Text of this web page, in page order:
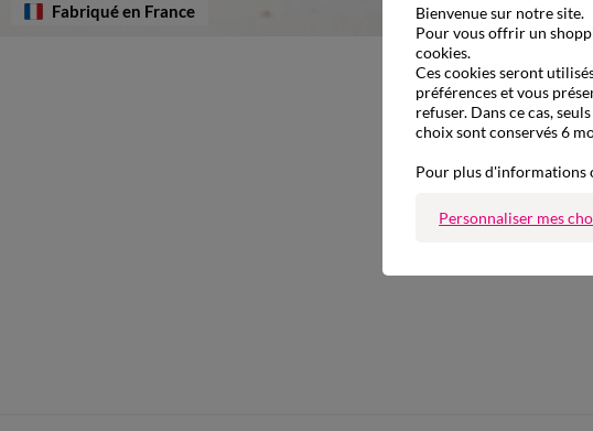
Fabriqué en France
Bienvenue sur notre site.
Pour vous offrir un
cookies.
Ces cookies seront
préférences et vous
refuser. Dans ce cas,
choix sont conservés 6
Pour plus d'informations
Personnaliser mes